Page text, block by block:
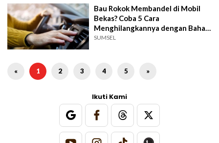
Bau Rokok Membandel di Mobil
Bekas? Coba 5 Cara
Menghilangkannya dengan Bahan
Alami
SUMSEL
« 1 2 3 4 5 »
Ikuti Kami